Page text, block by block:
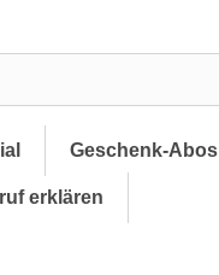
Geschenk-Abos
erklären